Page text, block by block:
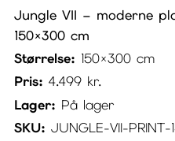
Jungle VII – moderne
150×300 cm
Størrelse: 150×300 cm
Pris: 4.499 kr.
Lager: På lager
SKU: JUNGLE-VII-PRINT-